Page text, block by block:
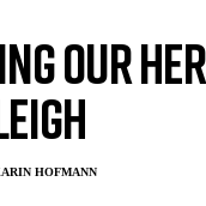
our
HOFMANN